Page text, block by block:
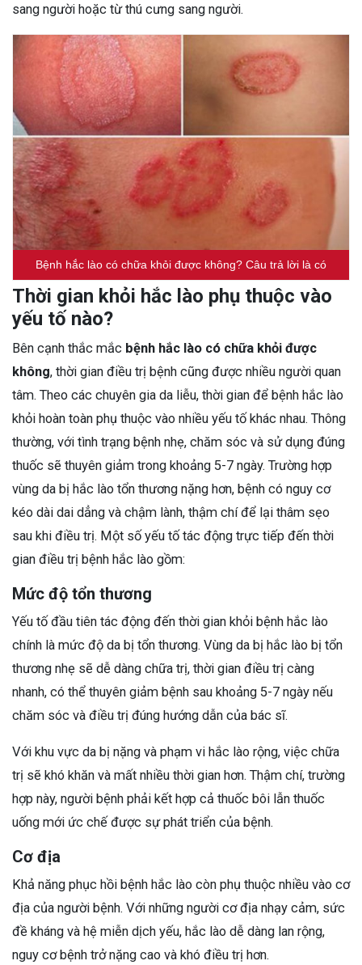
sang người hoặc từ thú cưng sang người.
Bệnh hắc lào có chữa khỏi được không? Câu trả lời là có
Thời gian khỏi hắc lào phụ thuộc vào
yếu tố nào?
Bên cạnh thắc mắc bệnh hắc lào có chữa khỏi được
không, thời gian điều trị bệnh cũng được nhiều người quan
tâm. Theo các chuyên gia da liễu, thời gian để bệnh hắc lào
khỏi hoàn toàn phụ thuộc vào nhiều yếu tố khác nhau. Thông
thường, với tình trạng bệnh nhẹ, chăm sóc và sử dụng đúng
thuốc sẽ thuyên giảm trong khoảng 5-7 ngày. Trường hợp
vùng da bị hắc lào tổn thương nặng hơn, bệnh có nguy cơ
kéo dài dai dẳng và chậm lành, thậm chí để lại thâm sẹo
sau khi điều trị. Một số yếu tố tác động trực tiếp đến thời
gian điều trị bệnh hắc lào gồm:
Mức độ tổn thương
Yếu tố đầu tiên tác động đến thời gian khỏi bệnh hắc lào
chính là mức độ da bị tổn thương. Vùng da bị hắc lào bị tổn
thương nhẹ sẽ dễ dàng chữa trị, thời gian điều trị càng
nhanh, có thể thuyên giảm bệnh sau khoảng 5-7 ngày nếu
chăm sóc và điều trị đúng hướng dẫn của bác sĩ.
Với khu vực da bị nặng và phạm vi hắc lào rộng, việc chữa
trị sẽ khó khăn và mất nhiều thời gian hơn. Thậm chí, trường
hợp này, người bệnh phải kết hợp cả thuốc bôi lẫn thuốc
uống mới ức chế được sự phát triển của bệnh.
Cơ địa
Khả năng phục hồi bệnh hắc lào còn phụ thuộc nhiều vào cơ
địa của người bệnh. Với những người cơ địa nhạy cảm, sức
đề kháng và hệ miễn dịch yếu, hắc lào dễ dàng lan rộng,
nguy cơ bệnh trở nặng cao và khó điều trị hơn.